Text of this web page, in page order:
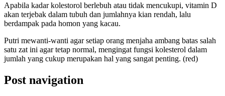
Apabila kadar kolestorol berlebuh atau tidak mencukupi, vitamin D
akan terjebak dalam tubuh dan jumlahnya kian rendah, lalu
berdampak pada homon yang kacau.
Putri mewanti-wanti agar setiap orang menjaha ambang batas salah
satu zat ini agar tetap normal, mengingat fungsi kolesterol dalam
jumlah yang cukup merupakan hal yang sangat penting. (red)
Post navigation